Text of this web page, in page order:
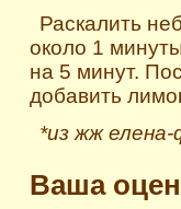
Раскалить
около 1
на 5 минут.
добавить
*из жж
Ваша